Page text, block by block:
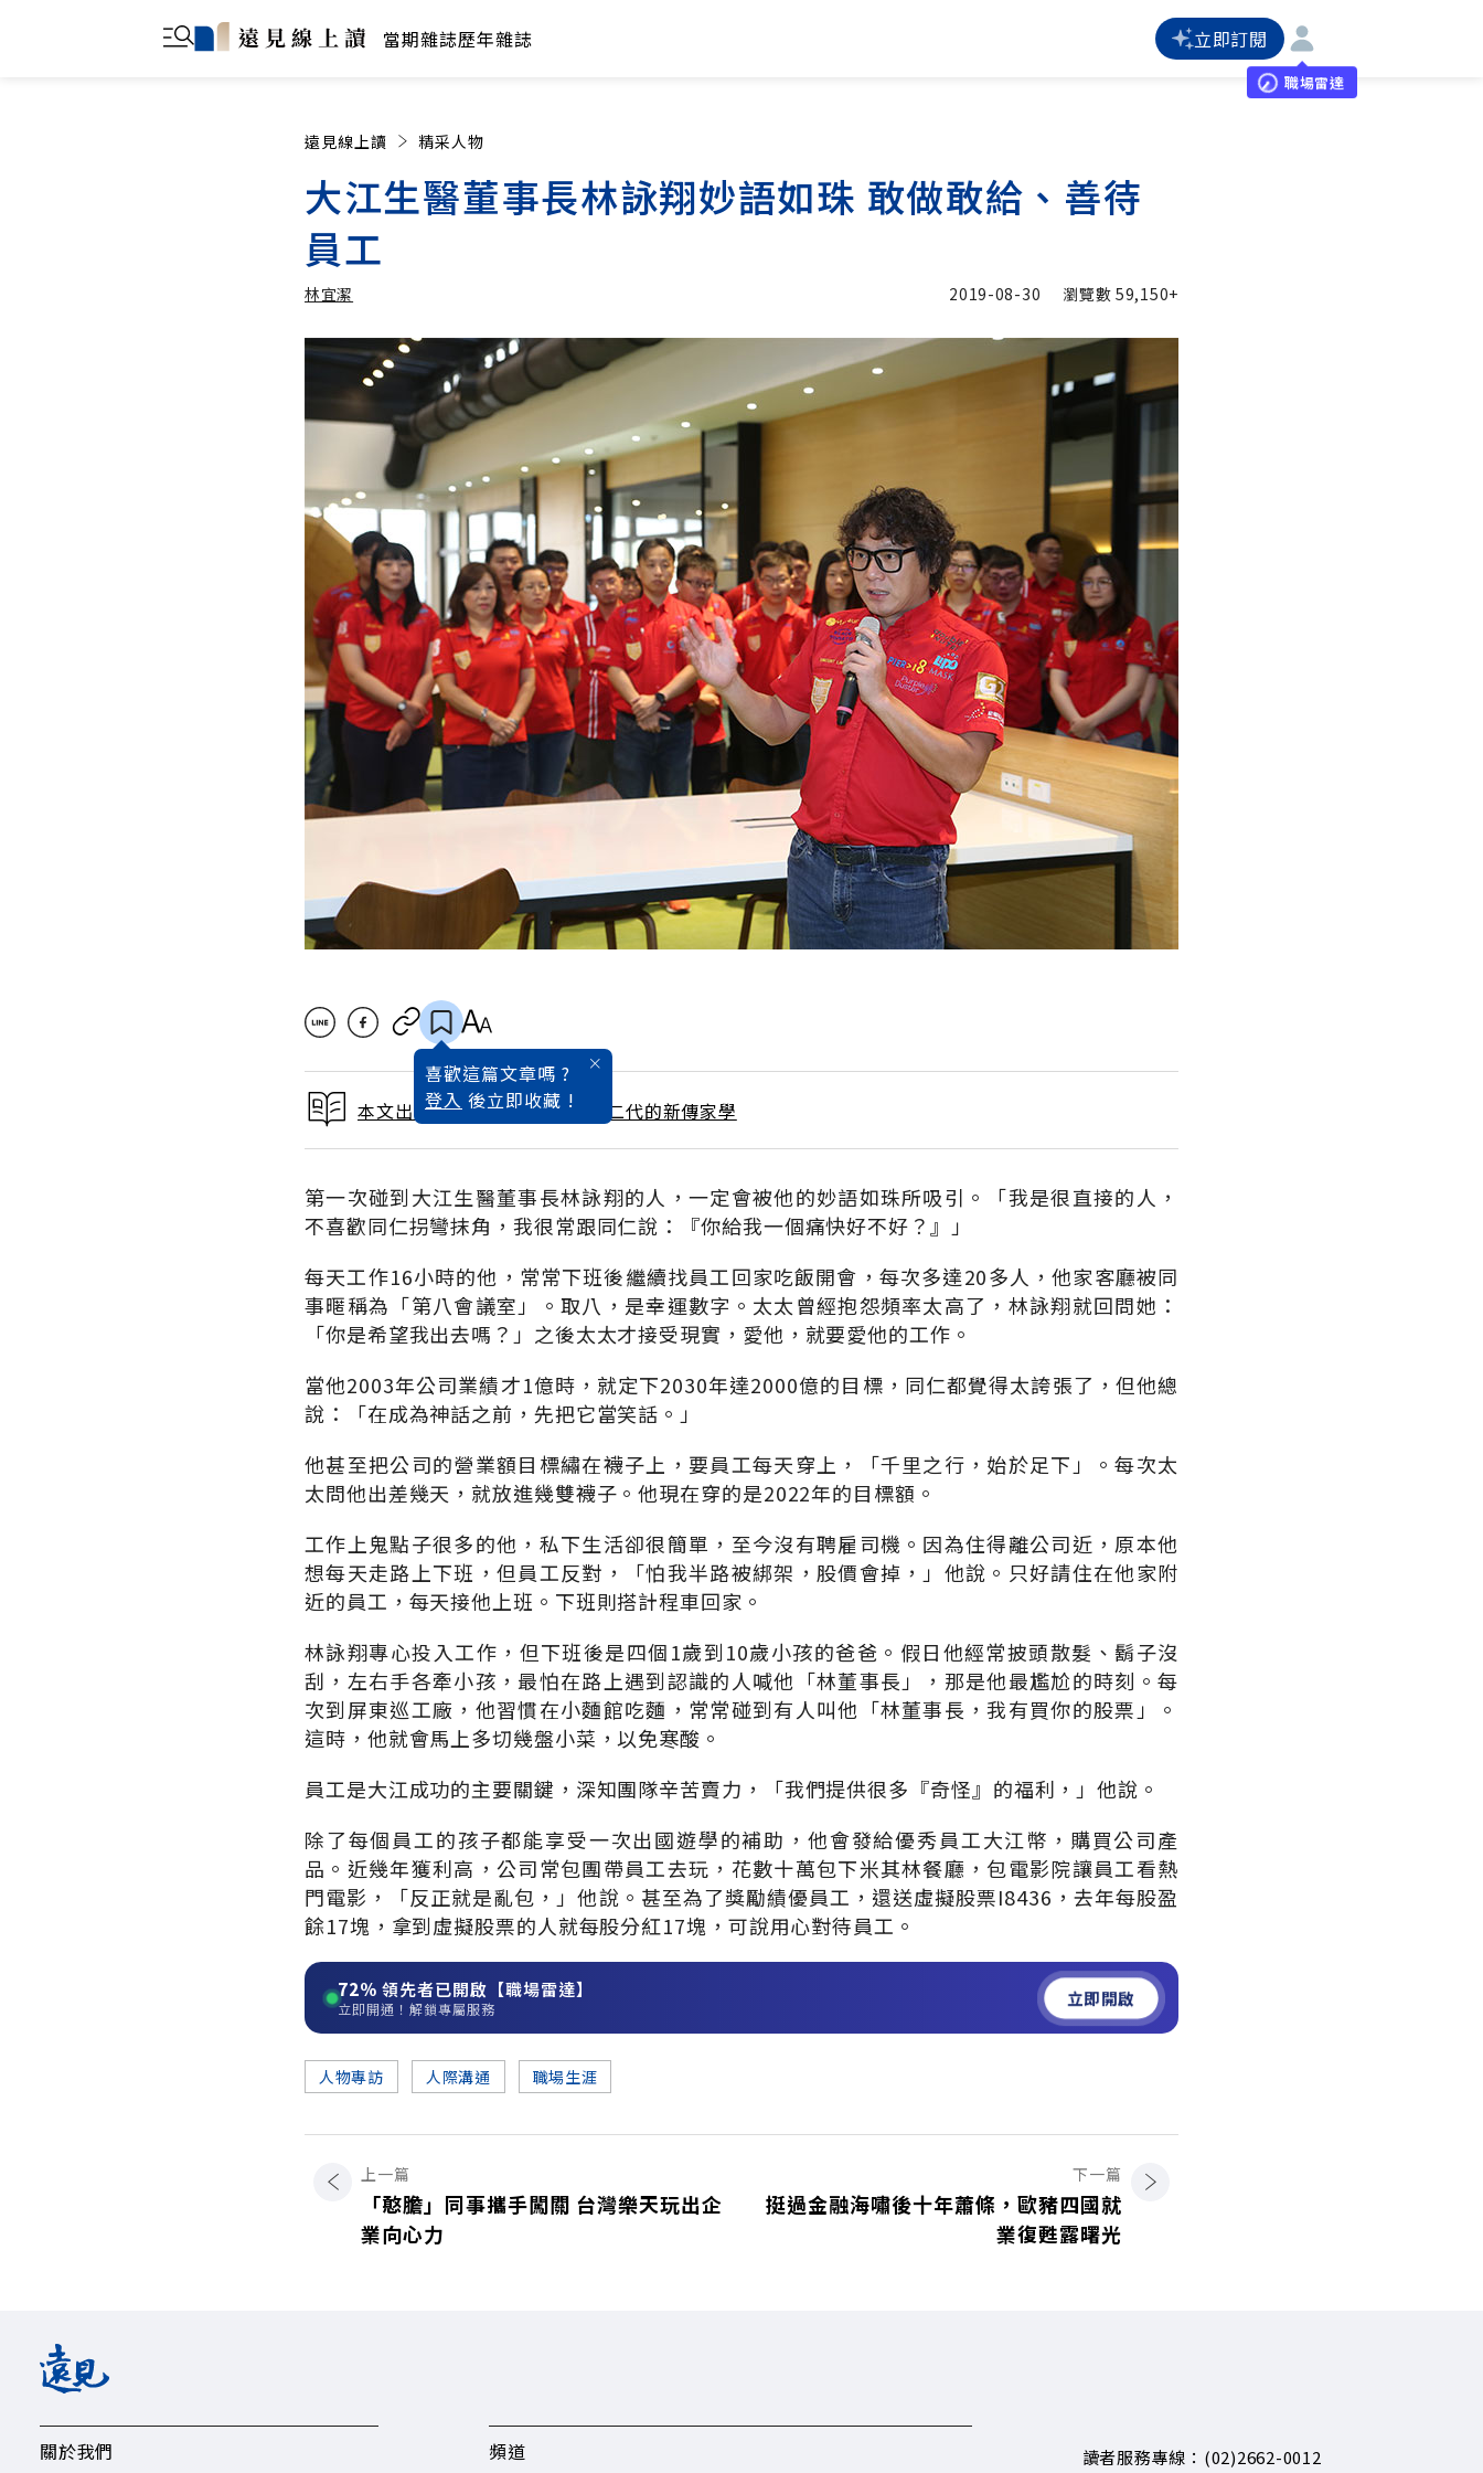
當期雜誌歷年雜誌 立即訂閱
職場雷達
遠見線上讀 精采人物
大江生醫董事長林詠翔妙語如珠 敢做敢給、善待
員工
林宜潔
林宜潔 加入追蹤
2019-08-30 瀏覽數59,150+
喜歡這篇文章嗎 ?
登入 後立即收藏 !
本文出自 2019 / 9月號雜誌 創二代的新傳家學
第一次碰到大江生醫董事長林詠翔的人，一定會被他的妙語如珠所吸引。「我是很直接的人，
不喜歡同仁拐彎抹角，我很常跟同仁說：『你給我一個痛快好不好？』」
每天工作16小時的他，常常下班後繼續找員工回家吃飯開會，每次多達20多人，他家客廳被同
事暱稱為「第八會議室」。取八，是幸運數字。太太曾經抱怨頻率太高了，林詠翔就回問她：
「你是希望我出去嗎？」之後太太才接受現實，愛他，就要愛他的工作。
當他2003年公司業績才1億時，就定下2030年達2000億的目標，同仁都覺得太誇張了，但他總
說：「在成為神話之前，先把它當笑話。」
他甚至把公司的營業額目標繡在襪子上，要員工每天穿上，「千里之行，始於足下」。每次太
太問他出差幾天，就放進幾雙襪子。他現在穿的是2022年的目標額。
工作上鬼點子很多的他，私下生活卻很簡單，至今沒有聘雇司機。因為住得離公司近，原本他
想每天走路上下班，但員工反對，「怕我半路被綁架，股價會掉，」他說。只好請住在他家附
近的員工，每天接他上班。下班則搭計程車回家。
林詠翔專心投入工作，但下班後是四個1歲到10歲小孩的爸爸。假日他經常披頭散髮、鬍子沒
刮，左右手各牽小孩，最怕在路上遇到認識的人喊他「林董事長」，那是他最尷尬的時刻。每
次到屏東巡工廠，他習慣在小麵館吃麵，常常碰到有人叫他「林董事長，我有買你的股票」。
這時，他就會馬上多切幾盤小菜，以免寒酸。
員工是大江成功的主要關鍵，深知團隊辛苦賣力，「我們提供很多『奇怪』的福利，」他說。
除了每個員工的孩子都能享受一次出國遊學的補助，他會發給優秀員工大江幣，購買公司產
品。近幾年獲利高，公司常包團帶員工去玩，花數十萬包下米其林餐廳，包電影院讓員工看熱
門電影，「反正就是亂包，」他說。甚至為了獎勵績優員工，還送虛擬股票I8436，去年每股盈
餘17塊，拿到虛擬股票的人就每股分紅17塊，可說用心對待員工。
72% 領先者已開啟【職場雷達】
立即開通！解鎖專屬服務 立即開啟
人物專訪 人際溝通 職場生涯
上一篇
「憨膽」同事攜手闖關 台灣樂天玩出企
業向心力
下一篇
挺過金融海嘯後十年蕭條，歐豬四國就
業復甦露曙光
關於我們 頻道 讀者服務專線：(02)2662-0012